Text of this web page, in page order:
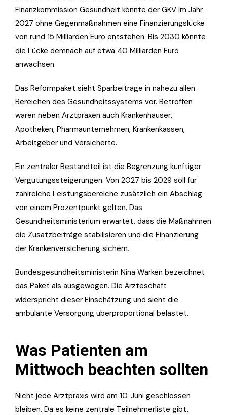
Finanzkommission Gesundheit könnte der GKV im Jahr
2027 ohne Gegenmaßnahmen eine Finanzierungslücke
von rund 15 Milliarden Euro entstehen. Bis 2030 könnte
die Lücke demnach auf etwa 40 Milliarden Euro
anwachsen.
Das Reformpaket sieht Sparbeiträge in nahezu allen
Bereichen des Gesundheitssystems vor. Betroffen
wären neben Arztpraxen auch Krankenhäuser,
Apotheken, Pharmaunternehmen, Krankenkassen,
Arbeitgeber und Versicherte.
Ein zentraler Bestandteil ist die Begrenzung künftiger
Vergütungssteigerungen. Von 2027 bis 2029 soll für
zahlreiche Leistungsbereiche zusätzlich ein Abschlag
von einem Prozentpunkt gelten. Das
Gesundheitsministerium erwartet, dass die Maßnahmen
die Zusatzbeiträge stabilisieren und die Finanzierung
der Krankenversicherung sichern.
Bundesgesundheitsministerin Nina Warken bezeichnet
das Paket als ausgewogen. Die Ärzteschaft
widerspricht dieser Einschätzung und sieht die
ambulante Versorgung überproportional belastet.
Was Patienten am
Mittwoch beachten sollten
Nicht jede Arztpraxis wird am 10. Juni geschlossen
bleiben. Da es keine zentrale Teilnehmerliste gibt,